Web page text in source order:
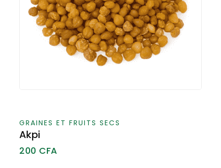
GRAINES ET FRUITS SECS
Akpi
200 CFA